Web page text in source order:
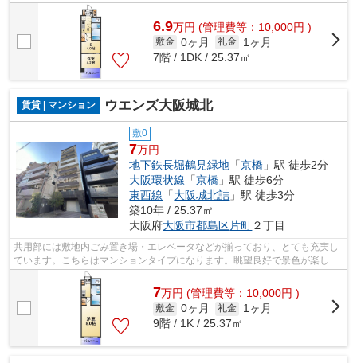
レベータ・敷地内ごみ置き場など様々な設...
6.9万円 (管理費等：10,000円 )
敷金 0ヶ月 礼金
1ヶ月
7階 / 1DK / 25.37㎡
賃貸 | マンション ウエンズ大阪城北
敷0
7万円
地下鉄長堀鶴見緑地 「京橋 」駅 徒歩2分
大阪環状線 「京橋 」駅 徒歩6分
東西線 「大阪城北詰 」駅 徒歩3分
築10年 / 25.37㎡
大阪府大阪市都島区片町２丁目
共用部には敷地内ごみ置き場・エレベータなどが揃っており、とても充実し
ています。こちらはマンションタイプになります。眺望良好で景色が楽しめ
ます。夏場は特に涼しい通風良好な環...
7万円 (管理費等：10,000円 )
敷金 0ヶ月 礼金
1ヶ月
9階 / 1K / 25.37㎡